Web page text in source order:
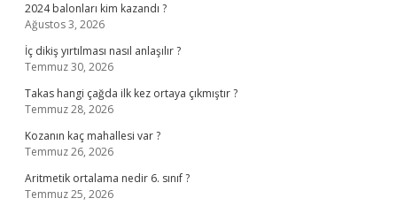
2024 balonları kim kazandı ?
Ağustos 3, 2026
İç dikiş yırtılması nasıl anlaşılır ?
Temmuz 30, 2026
Takas hangi çağda ilk kez ortaya çıkmıştır ?
Temmuz 28, 2026
Kozanın kaç mahallesi var ?
Temmuz 26, 2026
Aritmetik ortalama nedir 6. sınıf ?
Temmuz 25, 2026